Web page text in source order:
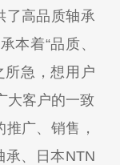
了高品质轴承
本着“品质、
所急，想用户
大客户的一致
广、销售，
承、日本NTN